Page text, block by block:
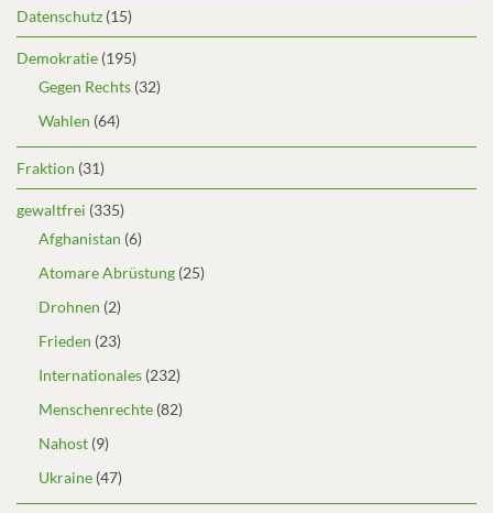
Datenschutz (15)
Demokratie (195)
Gegen Rechts (32)
Wahlen (64)
Fraktion (31)
gewaltfrei (335)
Afghanistan (6)
Atomare Abrüstung (25)
Drohnen (2)
Frieden (23)
Internationales (232)
Menschenrechte (82)
Nahost (9)
Ukraine (47)